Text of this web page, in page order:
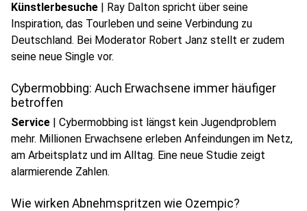
Künstlerbesuche | Ray Dalton spricht über seine
Inspiration, das Tourleben und seine Verbindung zu
Deutschland. Bei Moderator Robert Janz stellt er zudem
seine neue Single vor.
Cybermobbing: Auch Erwachsene immer häufiger
betroffen
Service | Cybermobbing ist längst kein Jugendproblem
mehr. Millionen Erwachsene erleben Anfeindungen im Netz,
am Arbeitsplatz und im Alltag. Eine neue Studie zeigt
alarmierende Zahlen.
Wie wirken Abnehmspritzen wie Ozempic?